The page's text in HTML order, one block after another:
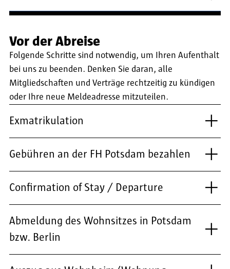
Vor der Abreise
Folgende Schritte sind notwendig, um Ihren Aufenthalt
bei uns zu beenden. Denken Sie daran, alle
Mitgliedschaften und Verträge rechtzeitig zu kündigen
oder Ihre neue Meldeadresse mitzuteilen.
Exmatrikulation
Gebühren an der FH Potsdam bezahlen
Confirmation of Stay / Departure
Abmeldung des Wohnsitzes in Potsdam
bzw. Berlin